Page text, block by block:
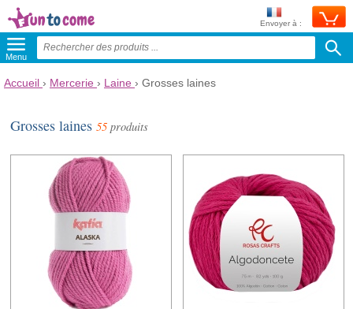
Envoyer à :
Menu
Accueil › Mercerie › Laine › Grosses laines
Grosses laines55 produits